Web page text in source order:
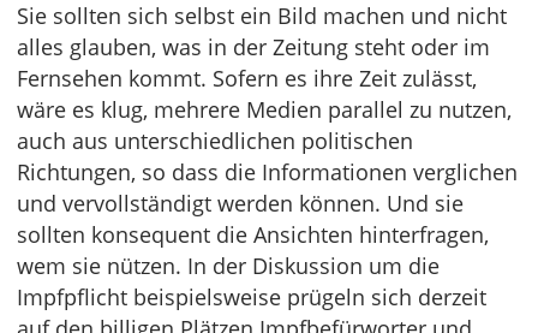
Sie sollten sich selbst ein Bild machen und nicht
alles glauben, was in der Zeitung steht oder im
Fernsehen kommt. Sofern es ihre Zeit zulässt,
wäre es klug, mehrere Medien parallel zu nutzen,
auch aus unterschiedlichen politischen
Richtungen, so dass die Informationen verglichen
und vervollständigt werden können. Und sie
sollten konsequent die Ansichten hinterfragen,
wem sie nützen. In der Diskussion um die
Impfpflicht beispielsweise prügeln sich derzeit